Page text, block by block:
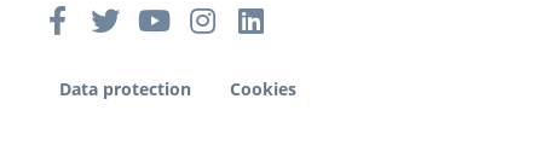
Data protection Cookies